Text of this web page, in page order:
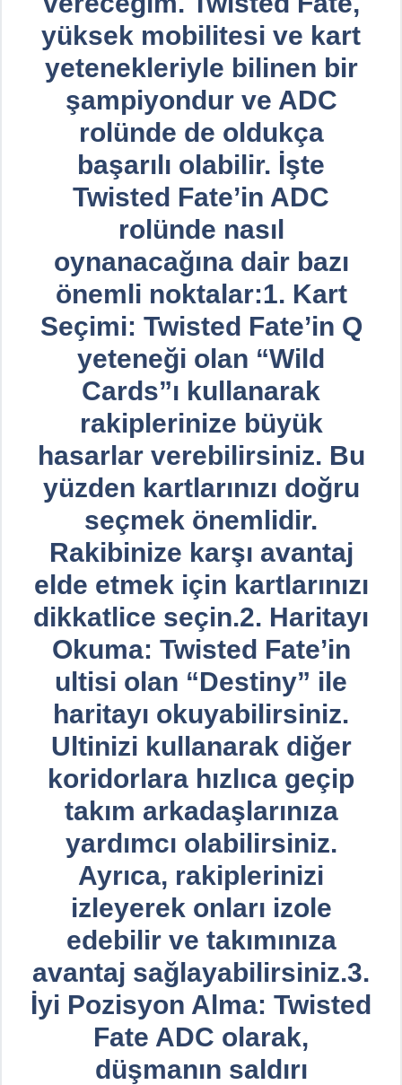
yüksek mobilitesi ve kart
yetenekleriyle bilinen bir
şampiyondur ve ADC
rolünde de oldukça
başarılı olabilir. İşte
Twisted Fate’in ADC
rolünde nasıl
oynanacağına dair bazı
önemli noktalar:1. Kart
Seçimi: Twisted Fate’in Q
yeteneği olan “Wild
Cards”ı kullanarak
rakiplerinize büyük
hasarlar verebilirsiniz. Bu
yüzden kartlarınızı doğru
seçmek önemlidir.
Rakibinize karşı avantaj
elde etmek için kartlarınızı
dikkatlice seçin.2. Haritayı
Okuma: Twisted Fate’in
ultisi olan “Destiny” ile
haritayı okuyabilirsiniz.
Ultinizi kullanarak diğer
koridorlara hızlıca geçip
takım arkadaşlarınıza
yardımcı olabilirsiniz.
Ayrıca, rakiplerinizi
izleyerek onları izole
edebilir ve takımınıza
avantaj sağlayabilirsiniz.3.
İyi Pozisyon Alma: Twisted
Fate ADC olarak,
düşmanın saldırı